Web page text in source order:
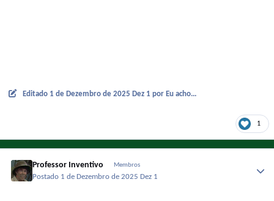
Editado 1 de Dezembro de 2025 Dez 1 por Eu acho...
1
Professor Inventivo Membros
Postado 1 de Dezembro de 2025 Dez 1